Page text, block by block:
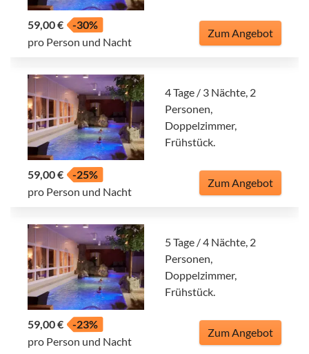
59,00 €
-30%
pro Person und Nacht
Zum Angebot
4 Tage / 3 Nächte, 2
Personen,
Doppelzimmer,
Frühstück.
59,00 €
-25%
pro Person und Nacht
Zum Angebot
5 Tage / 4 Nächte, 2
Personen,
Doppelzimmer,
Frühstück.
59,00 €
-23%
pro Person und Nacht
Zum Angebot